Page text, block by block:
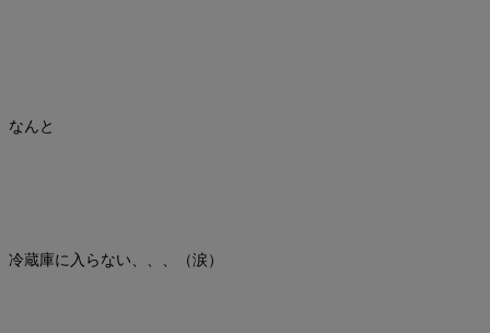
なんと
冷蔵庫に入らない、、、（涙）